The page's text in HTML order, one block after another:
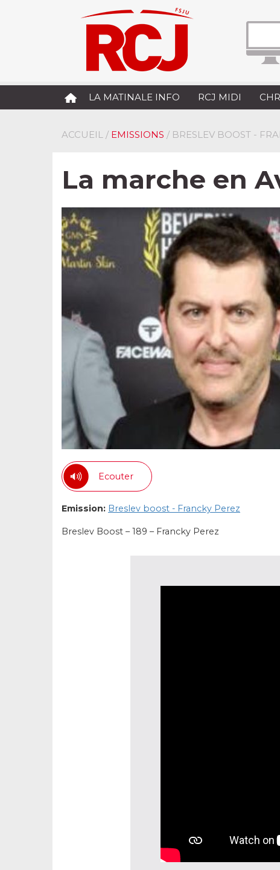
LA MATINALE INFO RCJ MIDI
ACCUEIL / EMISSIONS / BRESLEV BOOST -
La marche en
Ecouter
Emission: Breslev boost - Francky Perez
Breslev Boost – 189 – Francky Perez